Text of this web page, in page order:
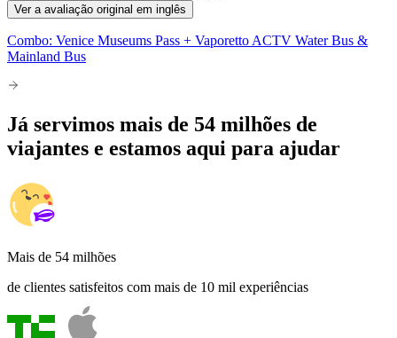
Ver a avaliação original em inglês
Combo: Venice Museums Pass + Vaporetto ACTV Water Bus &
Mainland Bus
Já servimos mais de 54 milhões de
viajantes e estamos aqui para ajudar
Mais de 54 milhões
de clientes satisfeitos com mais de 10 mil experiências